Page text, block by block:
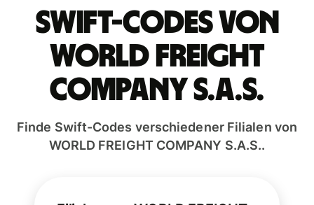
Swift-Codes von
WORLD FREIGHT
COMPANY S.A.S.
Finde Swift-Codes verschiedener Filialen von
WORLD FREIGHT COMPANY S.A.S..